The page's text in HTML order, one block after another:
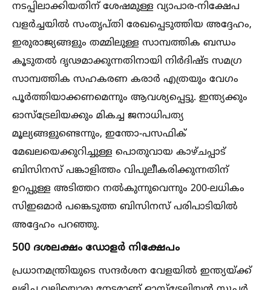
നടപ്പിലാക്കിയതിന് ശേഷമുള്ള വ്യാപാര-നിക്ഷേപ
വളർച്ചയില്‍ സംതൃപ്തി രേഖപ്പെടുത്തിയ അദ്ദേഹം,
ഇരുരാജ്യങ്ങളും തമ്മിലുള്ള സാമ്പത്തിക ബന്ധം
കൂടുതല്‍ ദൃഢമാക്കുന്നതിനായി നിർദിഷ്ട സമഗ്ര
സാമ്പത്തിക സഹകരണ കരാർ എത്രയും വേഗം
പൂർത്തിയാക്കണമെന്നും ആവശ്യപ്പെട്ടു. ഇന്ത്യക്കും
ഓസ്ട്രേലിയക്കും മികച്ച ജനാധിപത്യ
മൂല്യങ്ങളുണ്ടെന്നും, ഇന്തോ-പസഫിക്
മേഖലയെക്കുറിച്ചുള്ള പൊതുവായ കാഴ്ചപ്പാട്
ബിസിനസ് പങ്കാളിത്തം വിപുലീകരിക്കുന്നതിന്
ഉറപ്പുള്ള അടിത്തറ നല്‍കുന്നുവെന്നും 200-ലധികം
സിഇഒമാർ പങ്കെടുത്ത ബിസിനസ് പരിപാടിയില്‍
അദ്ദേഹം പറഞ്ഞു.
500 ദശലക്ഷം ഡോളർ നിക്ഷേപം
പ്രധാനമന്ത്രിയുടെ സന്ദർശന വേളയില്‍ ഇന്ത്യയ്ക്ക്